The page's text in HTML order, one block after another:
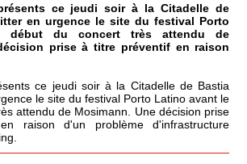
ce jeudi soir à la Citadelle de
en urgence le site du festival Porto
début du concert très attendu de
prise à titre préventif en raison
ce jeudi soir à la Citadelle de Bastia
le site du festival Porto Latino avant le
attendu de Mosimann. Une décision prise
raison d'un problème d'infrastructure